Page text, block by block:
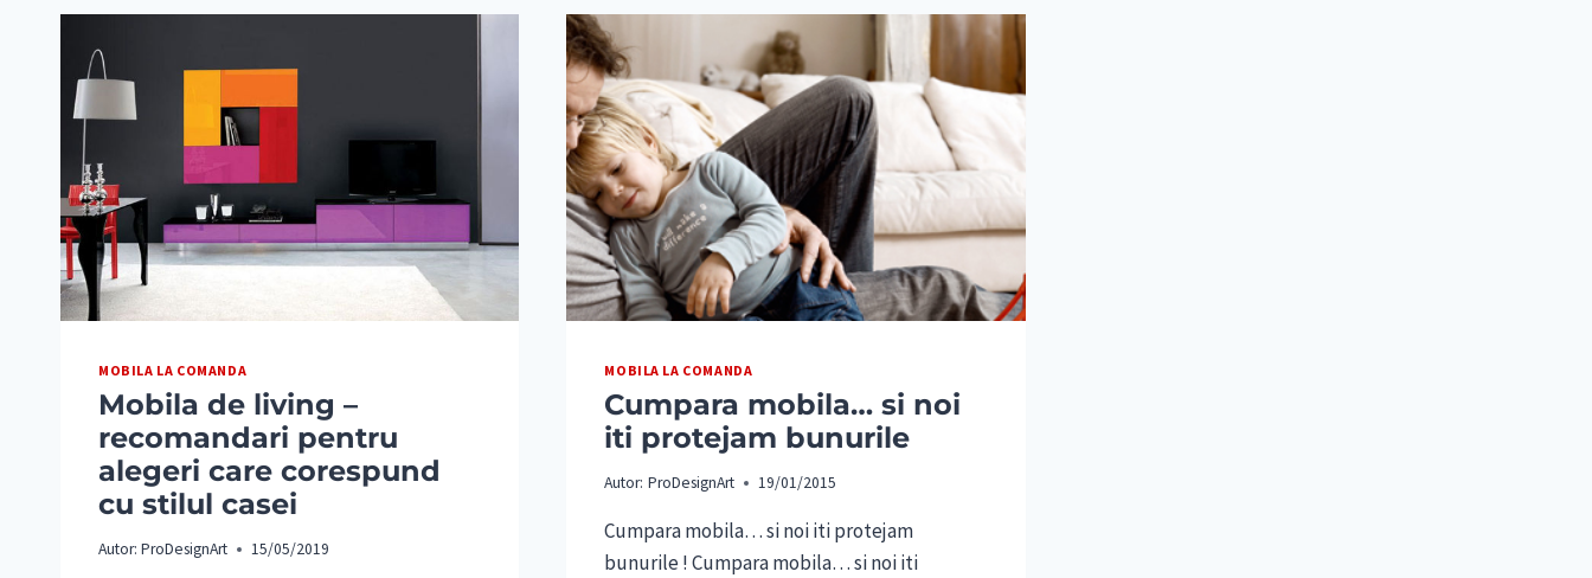
MOBILA LA COMANDA
Mobila de living –
recomandari pentru
alegeri care corespund
cu stilul casei
Autor: ProDesignArt 15/05/2019
MOBILA LA COMANDA
Cumpara mobila… si noi
iti protejam bunurile
Autor: ProDesignArt 19/01/2015
Cumpara mobila… si noi iti protejam
bunurile ! Cumpara mobila… si noi iti